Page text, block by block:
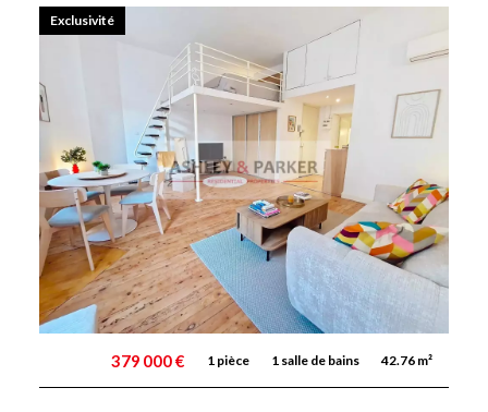
379 000 € 1 pièce 1 salle de bains 42.76 m²
Exclusivité